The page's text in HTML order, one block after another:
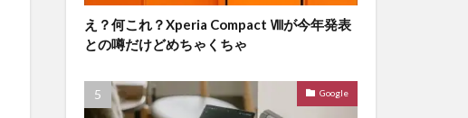
え？何これ？Xperia Compact Ⅷが今年発表
との噂だけどめちゃくちゃ
Google